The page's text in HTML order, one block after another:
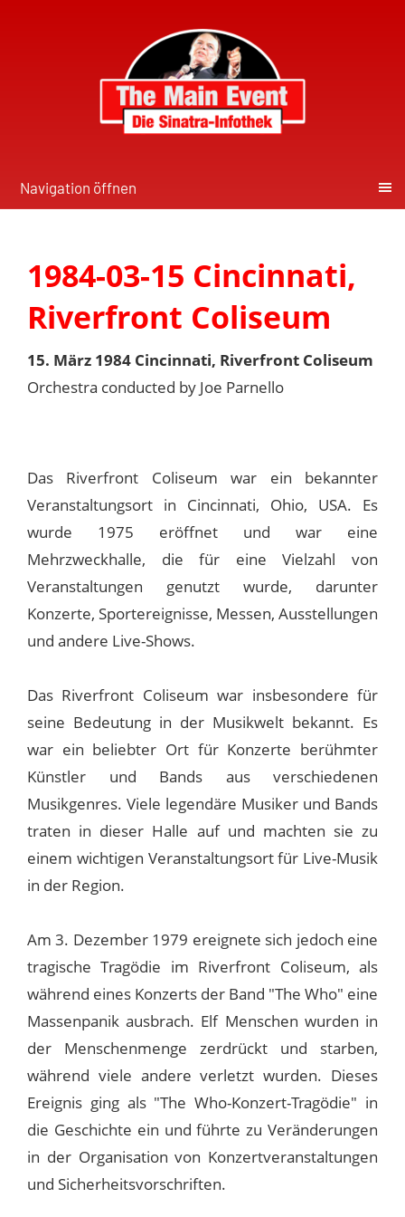
Navigation öffnen
1984-03-15 Cincinnati,
Riverfront Coliseum
15. März 1984 Cincinnati, Riverfront Coliseum
Orchestra conducted by Joe Parnello
Das Riverfront Coliseum war ein bekannter
Veranstaltungsort in Cincinnati, Ohio, USA. Es
wurde 1975 eröffnet und war eine
Mehrzweckhalle, die für eine Vielzahl von
Veranstaltungen genutzt wurde, darunter
Konzerte, Sportereignisse, Messen, Ausstellungen
und andere Live-Shows.
Das Riverfront Coliseum war insbesondere für
seine Bedeutung in der Musikwelt bekannt. Es
war ein beliebter Ort für Konzerte berühmter
Künstler und Bands aus verschiedenen
Musikgenres. Viele legendäre Musiker und Bands
traten in dieser Halle auf und machten sie zu
einem wichtigen Veranstaltungsort für Live-Musik
in der Region.
Am 3. Dezember 1979 ereignete sich jedoch eine
tragische Tragödie im Riverfront Coliseum, als
während eines Konzerts der Band "The Who" eine
Massenpanik ausbrach. Elf Menschen wurden in
der Menschenmenge zerdrückt und starben,
während viele andere verletzt wurden. Dieses
Ereignis ging als "The Who-Konzert-Tragödie" in
die Geschichte ein und führte zu Veränderungen
in der Organisation von Konzertveranstaltungen
und Sicherheitsvorschriften.